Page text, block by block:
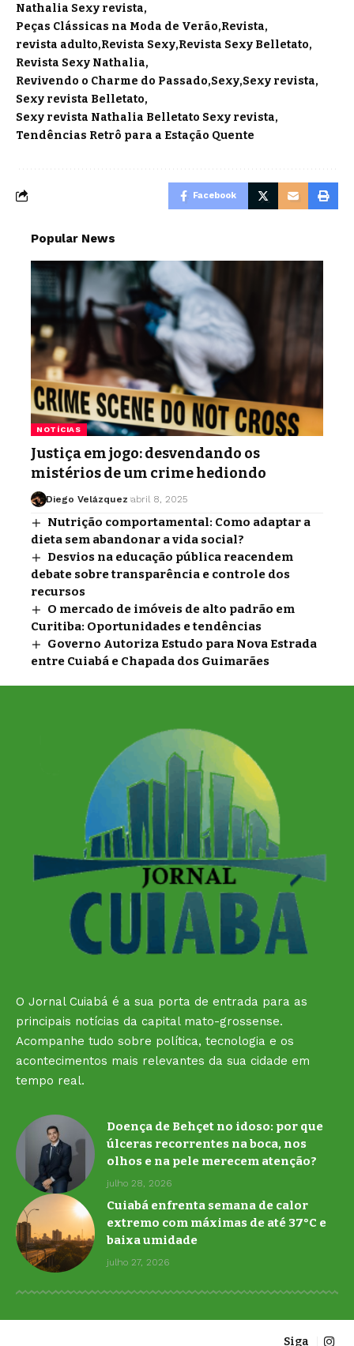
Nathalia Sexy revista
Peças Clássicas na Moda de Verão Revista
revista adulto Revista Sexy Revista Sexy Belletato
Revista Sexy Nathalia
Revivendo o Charme do Passado Sexy Sexy revista
Sexy revista Belletato
Sexy revista Nathalia Belletato Sexy revista
Tendências Retrô para a Estação Quente
Facebook
Popular News
NOTÍCIAS
Justiça em jogo: desvendando os
mistérios de um crime hediondo
Diego Velázquez abril 8, 2025
Nutrição comportamental: Como adaptar a
dieta sem abandonar a vida social?
Desvios na educação pública reacendem
debate sobre transparência e controle dos
recursos
O mercado de imóveis de alto padrão em
Curitiba: Oportunidades e tendências
Governo Autoriza Estudo para Nova Estrada
entre Cuiabá e Chapada dos Guimarães
O Jornal Cuiabá é a sua porta de entrada para as
principais notícias da capital mato-grossense.
Acompanhe tudo sobre política, tecnologia e os
acontecimentos mais relevantes da sua cidade em
tempo real.
Doença de Behçet no idoso: por que
úlceras recorrentes na boca, nos
olhos e na pele merecem atenção?
julho 28, 2026
Cuiabá enfrenta semana de calor
extremo com máximas de até 37°C e
baixa umidade
julho 27, 2026
Siga